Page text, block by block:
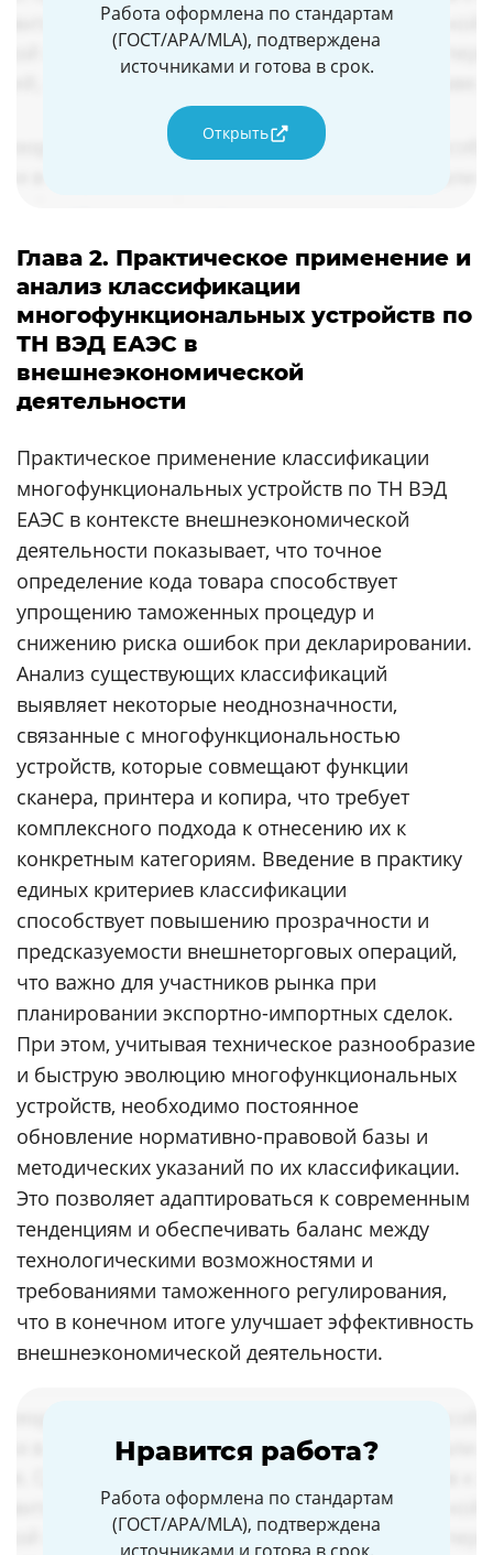
Работа оформлена по стандартам
(ГОСТ/APA/MLA), подтверждена
источниками и готова в срок.
Открыть
Глава 2. Практическое применение и
анализ классификации
многофункциональных устройств по
ТН ВЭД ЕАЭС в
внешнеэкономической
деятельности
Практическое применение классификации
многофункциональных устройств по ТН ВЭД
ЕАЭС в контексте внешнеэкономической
деятельности показывает, что точное
определение кода товара способствует
упрощению таможенных процедур и
снижению риска ошибок при декларировании.
Анализ существующих классификаций
выявляет некоторые неоднозначности,
связанные с многофункциональностью
устройств, которые совмещают функции
сканера, принтера и копира, что требует
комплексного подхода к отнесению их к
конкретным категориям. Введение в практику
единых критериев классификации
способствует повышению прозрачности и
предсказуемости внешнеторговых операций,
что важно для участников рынка при
планировании экспортно-импортных сделок.
При этом, учитывая техническое разнообразие
и быструю эволюцию многофункциональных
устройств, необходимо постоянное
обновление нормативно-правовой базы и
методических указаний по их классификации.
Это позволяет адаптироваться к современным
тенденциям и обеспечивать баланс между
технологическими возможностями и
требованиями таможенного регулирования,
что в конечном итоге улучшает эффективность
внешнеэкономической деятельности.
Нравится работа?
Работа оформлена по стандартам
(ГОСТ/APA/MLA), подтверждена